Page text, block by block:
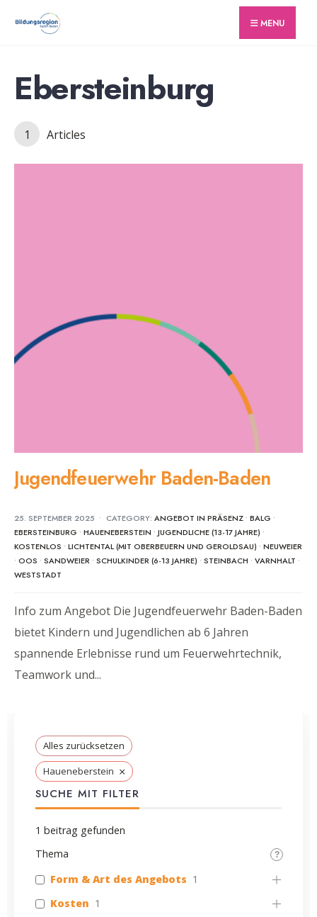
MENU
Ebersteinburg
1 Articles
Jugendfeuerwehr Baden-Baden
25. SEPTEMBER 2025 • CATEGORY: ANGEBOT IN PRÄSENZ • BALG •
EBERSTEINBURG • HAUENEBERSTEIN •JUGENDLICHE (13-17 JAHRE) •
KOSTENLOS • LICHTENTAL (MIT OBERBEUERN UND GEROLDSAU) • NEUWEIER
• OOS • SANDWEIER • SCHULKINDER (6-13 JAHRE) • STEINBACH • VARNHALT •
WESTSTADT
Info zum Angebot Die Jugendfeuerwehr Baden-Baden
bietet Kindern und Jugendlichen ab 6 Jahren
spannende Erlebnisse rund um Feuerwehrtechnik,
Teamwork und...
Alles zurücksetzen
Haueneberstein ×
SUCHE MIT FILTER
1 beitrag gefunden
Thema
Form & Art des Angebots 1
Kosten 1